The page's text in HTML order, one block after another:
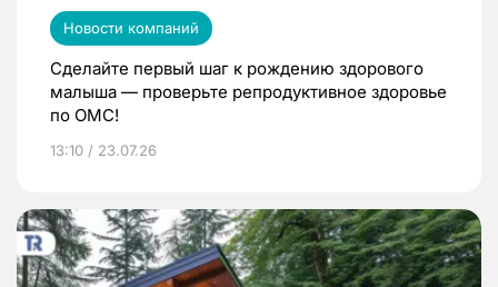
Новости компаний
Сделайте первый шаг к рождению здорового
малыша — проверьте репродуктивное здоровье
по ОМС!
13:10 / 23.07.26